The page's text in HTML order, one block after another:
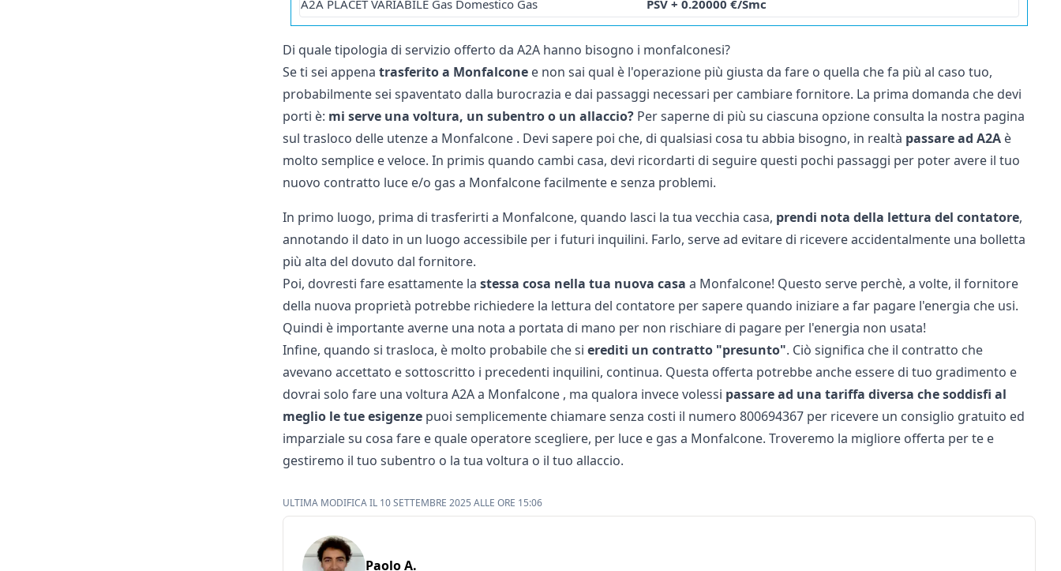
A2A PLACET VARIABILE Gas Domestico Gas
PSV + 0.20000 €/Smc
Di quale tipologia di servizio offerto da A2A hanno bisogno i monfalconesi?
Se ti sei appena trasferito a Monfalconee non sai qual è l'operazione più giusta da fare o quella che fa più al caso tuo,
probabilmente sei spaventato dalla burocrazia e dai passaggi necessari per cambiare fornitore. La prima domanda che devi
porti è: mi serve una voltura, un subentro o un allaccio?Per saperne di più su ciascuna opzione consulta la nostra pagina
sul trasloco delle utenze a Monfalcone . Devi sapere poi che, di qualsiasi cosa tu abbia bisogno, in realtà passare ad A2Aè
molto semplice e veloce. In primis quando cambi casa, devi ricordarti di seguire questi pochi passaggi per poter avere il tuo
nuovo contratto luce e/o gas a Monfalcone facilmente e senza problemi.
In primo luogo, prima di trasferirti a Monfalcone, quando lasci la tua vecchia casa, prendi nota della lettura del contatore,
annotando il dato in un luogo accessibile per i futuri inquilini. Farlo, serve ad evitare di ricevere accidentalmente una bolletta
più alta del dovuto dal fornitore.
Poi, dovresti fare esattamente la stessa cosa nella tua nuova casa a Monfalcone! Questo serve perchè, a volte, il fornitore
della nuova proprietà potrebbe richiedere la lettura del contatore per sapere quando iniziare a far pagare l'energia che usi.
Quindi è importante averne una nota a portata di mano per non rischiare di pagare per l'energia non usata!
Infine, quando si trasloca, è molto probabile che si erediti un contratto "presunto". Ciò significa che il contratto che
avevano accettato e sottoscritto i precedenti inquilini, continua. Questa offerta potrebbe anche essere di tuo gradimento e
dovrai solo fare una voltura A2A a Monfalcone , ma qualora invece volessi passare ad una tariffa diversa che soddisfi al
meglio le tue esigenzepuoi semplicemente chiamare senza costi il numero 800694367 per ricevere un consiglio gratuito ed
imparziale su cosa fare e quale operatore scegliere, per luce e gas a Monfalcone. Troveremo la migliore offerta per te e
gestiremo il tuo subentro o la tua voltura o il tuo allaccio.
ULTIMA MODIFICA IL 10 SETTEMBRE 2025 ALLE ORE 15:06
Paolo A.